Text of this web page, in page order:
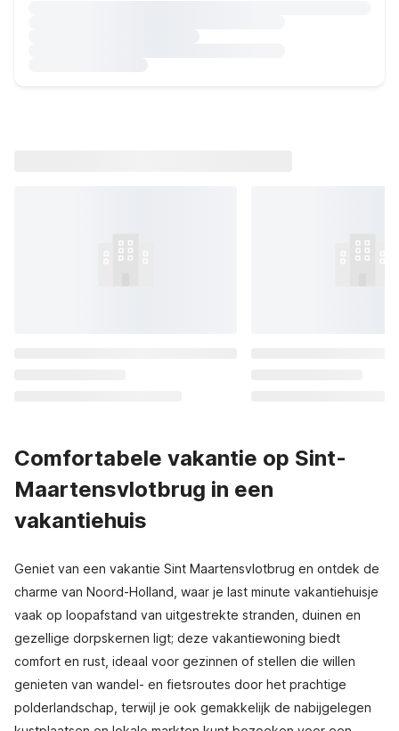
Comfortabele vakantie op Sint-
Maartensvlotbrug in een
vakantiehuis
Geniet van een vakantie Sint Maartensvlotbrug en ontdek de
charme van Noord-Holland, waar je last minute vakantiehuisje
vaak op loopafstand van uitgestrekte stranden, duinen en
gezellige dorpskernen ligt; deze vakantiewoning biedt
comfort en rust, ideaal voor gezinnen of stellen die willen
genieten van wandel- en fietsroutes door het prachtige
polderlandschap, terwijl je ook gemakkelijk de nabijgelegen